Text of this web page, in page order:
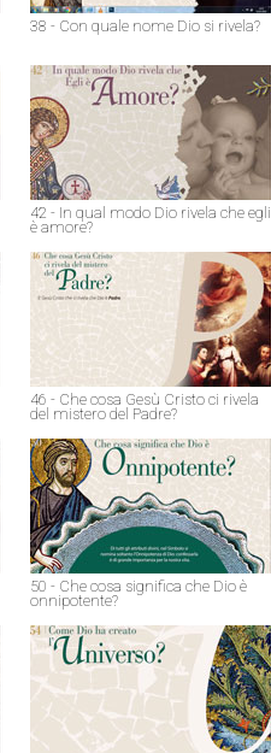
38 - Con quale nome Dio si rivela?
42 - In qual modo Dio rivela che egli
è amore?
46 - Che cosa Gesù Cristo ci rivela
del mistero del Padre?
50 - Che cosa significa che Dio è
onnipotente?